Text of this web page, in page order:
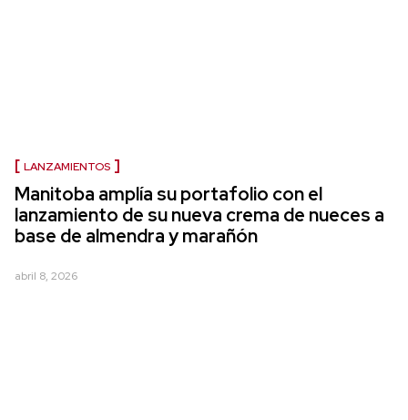
LANZAMIENTOS
Manitoba amplía su portafolio con el
lanzamiento de su nueva crema de nueces a
base de almendra y marañón
abril 8, 2026